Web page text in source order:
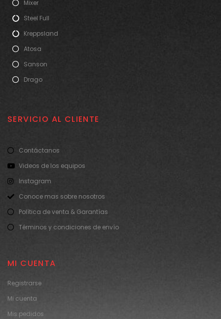
Mixer
Steel Full
Kreppsland
Atosa
Sanson
Drago
SERVICIO AL CLIENTE
Contáctanos
Videos de los equipos
Instagram
Conoce mas sobre nosotros
Política de venta & Garantías
Términos y condiciones de envío
MI CUENTA
Registrarse
Mi cuenta
Mis pedidos